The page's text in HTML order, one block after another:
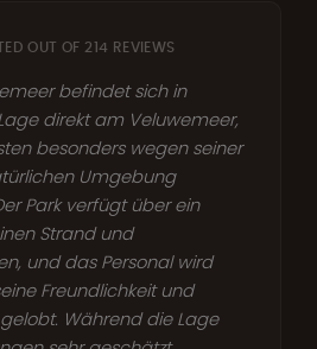
OUT OF 214 REVIEWS
befindet sich in
direkt am Veluwemeer,
besonders wegen seiner
Umgebung
Park verfügt über ein
Strand und
und das Personal wird
Freundlichkeit und
Während die Lage